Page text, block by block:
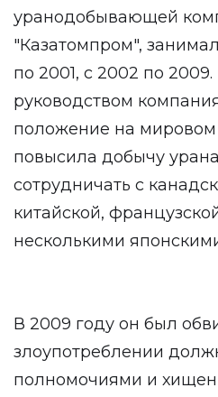
уранодобывающей
"Казатомпром",
по 2001, с 2002 по
руководством
положение на мировом
повысила добычу
сотрудничать с
китайской,
несколькими
В 2009 году он был
злоупотреблении
полномочиями и